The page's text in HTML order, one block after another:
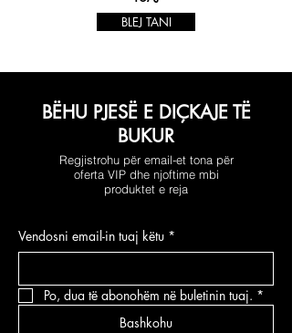
BLEJ TANI
BËHU PJESË E DIÇKAJE TË
BUKUR
Regjistrohu për email-et tona për
oferta VIP dhe njoftime mbi
produktet e reja
Vendosni email-in tuaj këtu *
Po, dua të abonohëm në buletinin tuaj. *
Bashkohu